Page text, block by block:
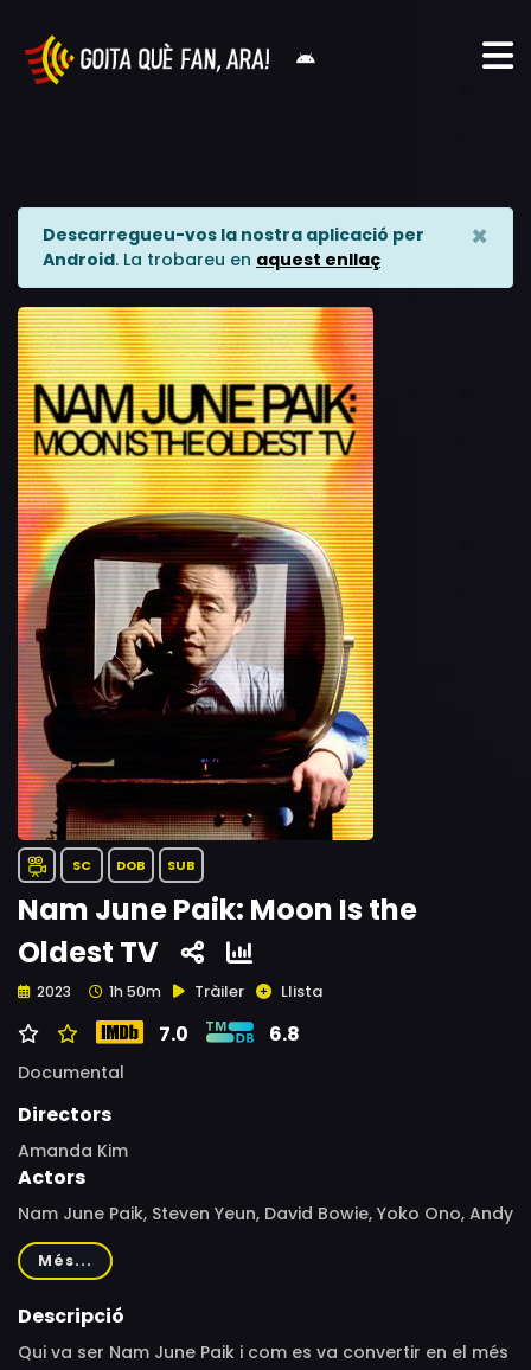
Descarregueu-vos la nostra aplicació per
Android. La trobareu en aquest enllaç
×
SC DOB SUB
Nam June Paik: Moon Is the
Oldest TV
2023 1h 50m Tràiler Llista
7.0 6.8
Documental
Directors
Amanda Kim
Actors
Nam June Paik, Steven Yeun, David Bowie, Yoko Ono, Andy
Warhol, Ryuichi Sakamoto, Jonas Mekas, Allen Ginsberg,
John Cage, Joseph Beuys, Merce Cunningham, George
Maciunas, Charlotte Moorman, John G Hanhardt
Més...
Descripció
Qui va ser Nam June Paik i com es va convertir en el més